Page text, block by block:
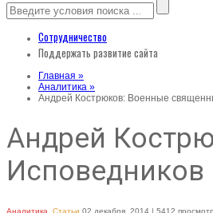
Сотрудничество
Поддержать развитие сайта
Главная »
Аналитика »
Андрей Кострюков: Военные
Андрей
Исповедников
Аналитика Статьи 02 декабря, 2014 | 5412